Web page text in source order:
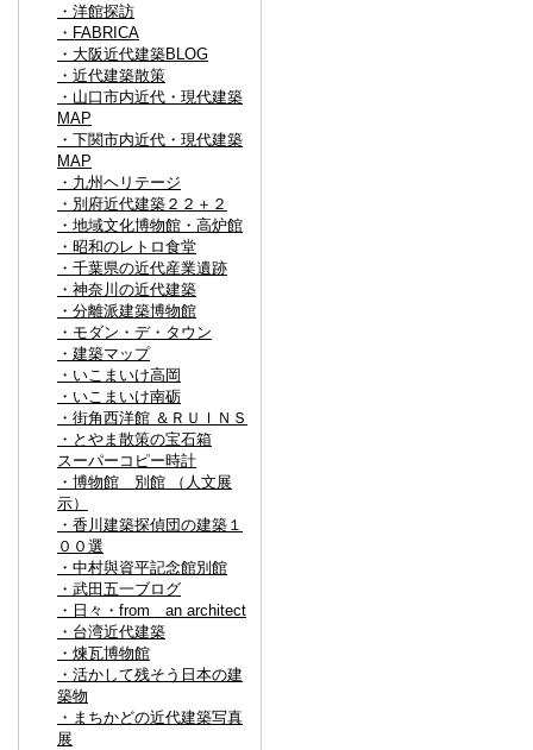
・洋館探訪
・FABRICA
・大阪近代建築BLOG
・近代建築散策
・山口市内近代・現代建築
MAP
・下関市内近代・現代建築
MAP
・九州ヘリテージ
・別府近代建築２２＋２
・地域文化博物館・高炉館
・昭和のレトロ食堂
・千葉県の近代産業遺跡
・神奈川の近代建築
・分離派建築博物館
・モダン・デ・タウン
・建築マップ
・いこまいけ高岡
・いこまいけ南砺
・街角西洋館 ＆ＲＵＩＮＳ
・とやま散策の宝石箱
スーパーコピー時計
・博物館 別館 （人文展
示）
・香川建築探偵団の建築１
００選
・中村與資平記念館別館
・武田五一ブログ
・日々・from an architect
・台湾近代建築
・煉瓦博物館
・活かして残そう日本の建
築物
・まちかどの近代建築写真
展